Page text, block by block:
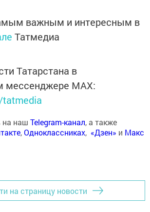
важным и интересным в
Татмедиа
Татарстана в
мессенджере MАХ:
на наш Telegram-канал, а также
,Одноклассниках, «Дзен» и Макс
на страницу новости